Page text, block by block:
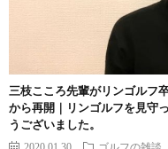
三枝こころ先輩がリンゴルフ
から再開｜リンゴルフを見守
うございました。
2020.01.30 ゴルフの雑談